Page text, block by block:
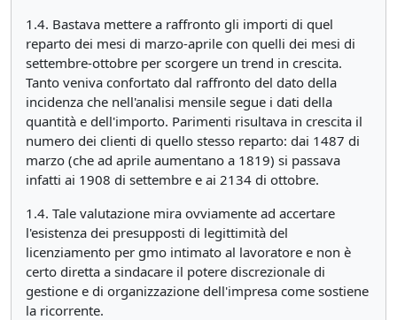
1.4. Bastava mettere a raffronto gli importi di quel
reparto dei mesi di marzo-aprile con quelli dei mesi di
settembre-ottobre per scorgere un trend in crescita.
Tanto veniva confortato dal raffronto del dato della
incidenza che nell'analisi mensile segue i dati della
quantità e dell'importo. Parimenti risultava in crescita il
numero dei clienti di quello stesso reparto: dai 1487 di
marzo (che ad aprile aumentano a 1819) si passava
infatti ai 1908 di settembre e ai 2134 di ottobre.
1.4. Tale valutazione mira ovviamente ad accertare
l'esistenza dei presupposti di legittimità del
licenziamento per gmo intimato al lavoratore e non è
certo diretta a sindacare il potere discrezionale di
gestione e di organizzazione dell'impresa come sostiene
la ricorrente.